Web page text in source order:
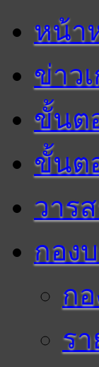
หน้า
ข่าว
ขั้นต
ขั้นต
วาร
กอง
ก
ร